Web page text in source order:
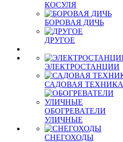
КОСУЛЯ
БОРОВАЯ ДИЧЬ
ДРУГОЕ
ЭЛЕКТРОСТАНЦИИ
САДОВАЯ ТЕХНИКА
ОБОГРЕВАТЕЛИ
УЛИЧНЫЕ
СНЕГОХОДЫ